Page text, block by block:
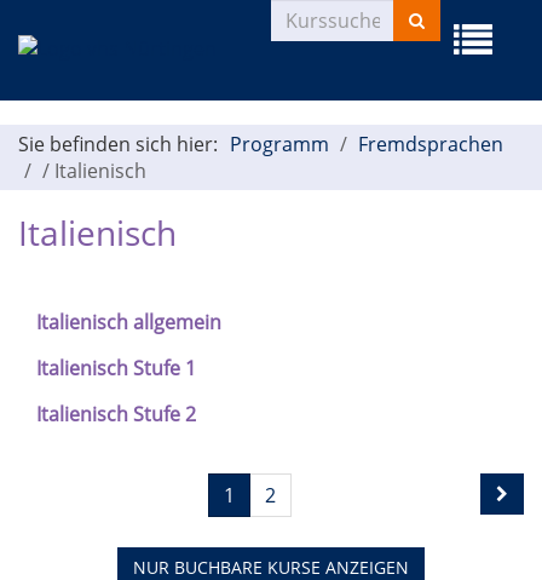
Menü
Kurse
suchen
Sie befinden sich hier: Programm
Fremdsprachen
/ Italienisch
Italienisch
Italienisch allgemein
Italienisch Stufe 1
Italienisch Stufe 2
Seiten
blättern
1 2
NUR BUCHBARE KURSE ANZEIGEN